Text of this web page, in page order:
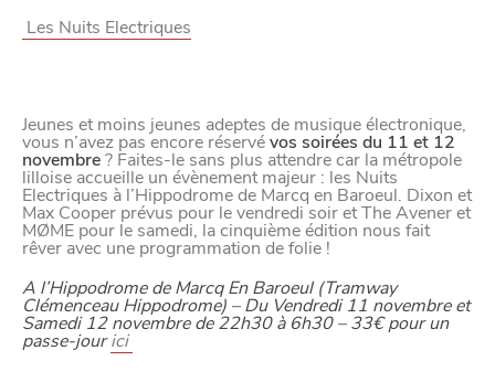
Les Nuits Electriques
Jeunes et moins jeunes adeptes de musique électronique,
vous n’avez pas encore réservévos soirées du 11 et 12
novembre? Faites-le sans plus attendre car la métropole
lilloise accueille un évènement majeur : les Nuits
Electriques à l’Hippodrome de Marcq en Baroeul. Dixon et
Max Cooper prévus pour le vendredi soir et The Avener et
MØME pour le samedi, la cinquième édition nous fait
rêver avec une programmation de folie !
A l’Hippodrome de Marcq En Baroeul (Tramway
Clémenceau Hippodrome) – Du Vendredi 11 novembre et
Samedi 12 novembre de 22h30 à 6h30 – 33€ pour un
passe-jourici